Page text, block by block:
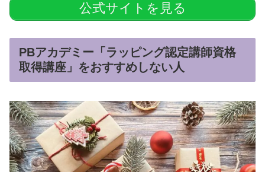
公式サイトを見る
PBアカデミー「ラッピング認定講師資格
取得講座」をおすすめしない人